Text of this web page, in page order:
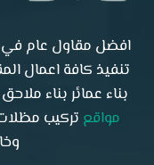
افضل مقاول عام في
تنفيذ كافة اعمال
بناء عمائر بناء
مواقع تركيب